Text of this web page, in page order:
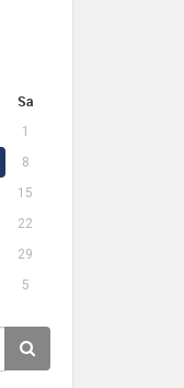
Sa
1
8
15
22
29
5